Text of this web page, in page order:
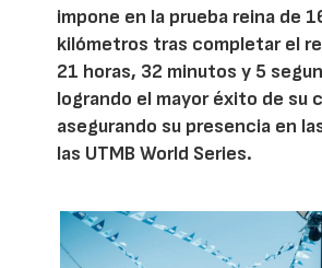
impone en la prueba reina de
kilómetros tras completar el
21 horas, 32 minutos y 5
logrando el mayor éxito de su
asegurando su presencia en
las UTMB World Series.